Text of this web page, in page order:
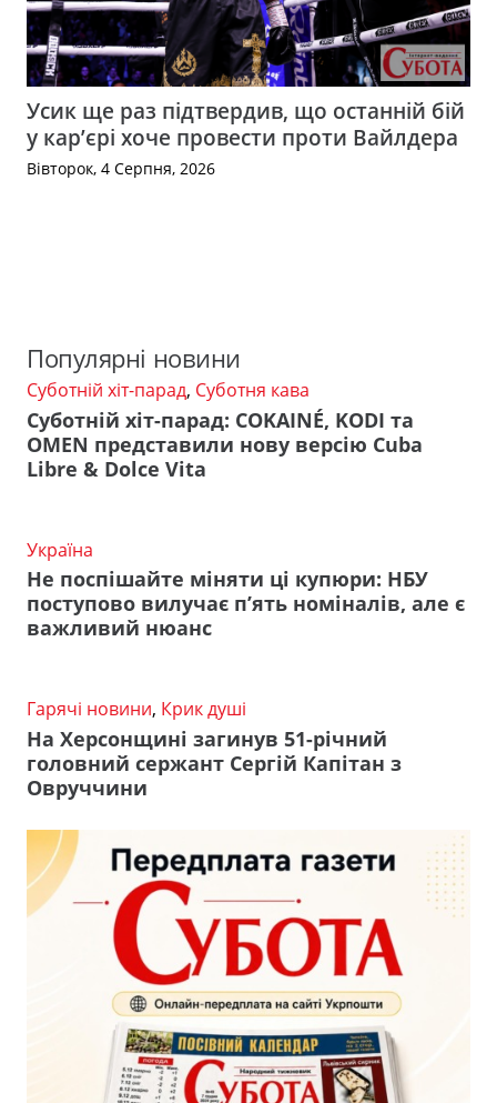
Усик ще раз підтвердив, що останній бій
у кар’єрі хоче провести проти Вайлдера
Вівторок, 4 Серпня, 2026
Популярні новини
Суботній хіт-парад, Суботня кава
Суботній хіт-парад: COKAINÉ, KODI та
OMEN представили нову версію Cuba
Libre & Dolce Vita
Україна
Не поспішайте міняти ці купюри: НБУ
поступово вилучає п’ять номіналів, але є
важливий нюанс
Гарячі новини, Крик душі
На Херсонщині загинув 51-річний
головний сержант Сергій Капітан з
Овруччини